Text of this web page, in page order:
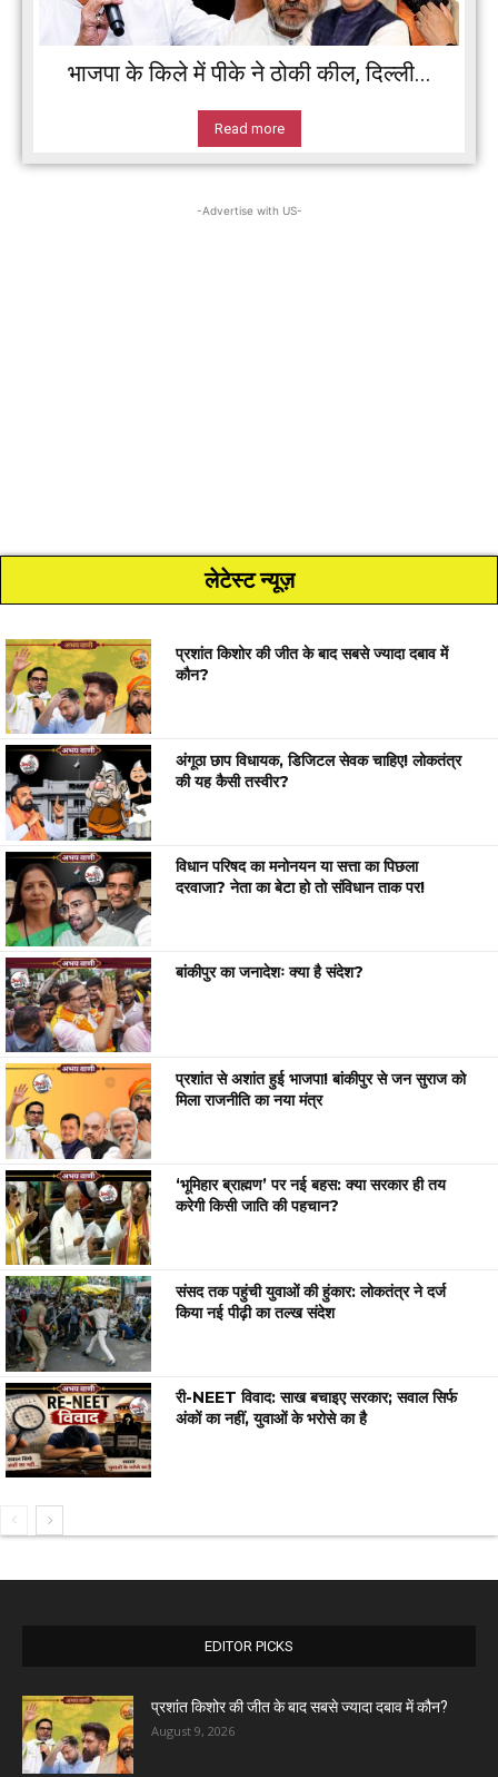
भाजपा के किले में पीके ने ठोकी कील, दिल्ली...
Read more
-Advertise with US-
लेटेस्ट न्यूज़
प्रशांत किशोर की जीत के बाद सबसे ज्यादा दबाव में
कौन?
अंगूठा छाप विधायक, डिजिटल सेवक चाहिए! लोकतंत्र
की यह कैसी तस्वीर?
विधान परिषद का मनोनयन या सत्ता का पिछला
दरवाजा? नेता का बेटा हो तो संविधान ताक पर!
बांकीपुर का जनादेशः क्या है संदेश?
प्रशांत से अशांत हुई भाजपा! बांकीपुर से जन सुराज को
मिला राजनीति का नया मंत्र
‘भूमिहार ब्राह्मण’ पर नई बहस: क्या सरकार ही तय
करेगी किसी जाति की पहचान?
संसद तक पहुंची युवाओं की हुंकार: लोकतंत्र ने दर्ज
किया नई पीढ़ी का तल्ख संदेश
री-NEET विवाद: साख बचाइए सरकार; सवाल सिर्फ
अंकों का नहीं, युवाओं के भरोसे का है
EDITOR PICKS
प्रशांत किशोर की जीत के बाद सबसे ज्यादा दबाव में कौन?
August 9, 2026